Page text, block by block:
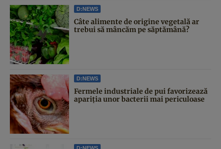
D:NEWS
Câte alimente de origine vegetală ar
trebui să mâncăm pe săptămână?
D:NEWS
Fermele industriale de pui favorizează
apariția unor bacterii mai periculoase